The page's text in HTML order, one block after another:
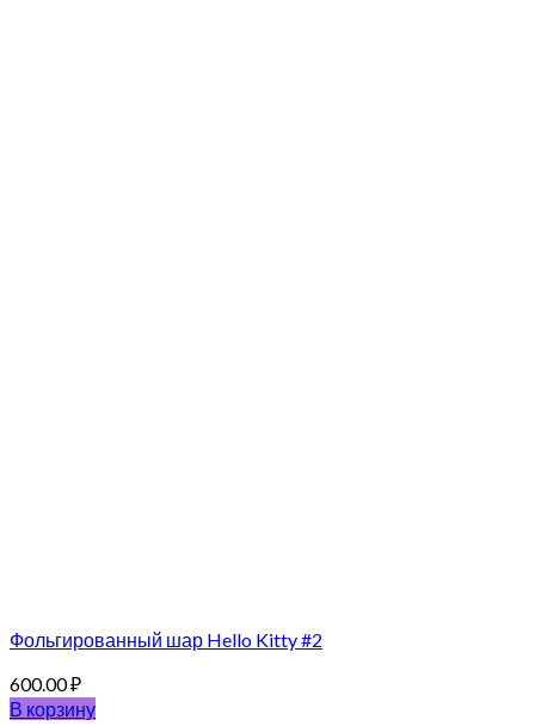
Фольгированный шар Hello Kitty #2
600.00₽
В корзину